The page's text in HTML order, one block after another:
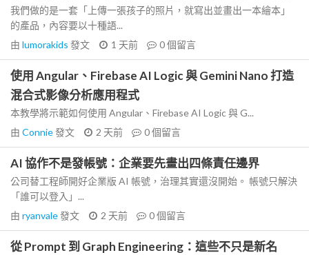
我們做的是一套「上傳一張孩子的照片，就寫出並畫出一本繪本」
的產品，內容要以十種語...
由 lumorakids 發文 1 天前 0個留言
使用 Angular、Firebase AI Logic 與 Gemini Nano 打造
混合式影像分析應用程式
本教學將示範如何使用 Angular、Firebase AI Logic 與 G...
由 Connie發文 2 天前 0個留言
AI 協作不是發帳號：企業要先畫出四條責任邊界
公司替工程師開好企業版 AI 帳號，治理其實還沒開始。 帳號只解決
「誰可以登入」...
由 ryanvale發文 2 天前 0個留言
從 Prompt 到 Graph Engineering：這些不只是新名